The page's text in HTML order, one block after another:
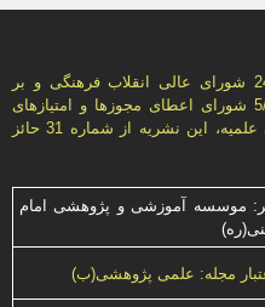
به استناد ماده واحده مصوب 24/6/1387 شورای عالی انقلاب فرهنگی و بر
اساس نامه شماره 3776 مورخ 5/5/1393 شورای اعطای مجوزها و امتيازهای
علمی وابسته به شورای عالی حوزه‌های علميه، اين نشريه از شماره 31 حائز
موسسه آموزشی و پژوهشی امام
مجله: علمی پژوهشی(ب)